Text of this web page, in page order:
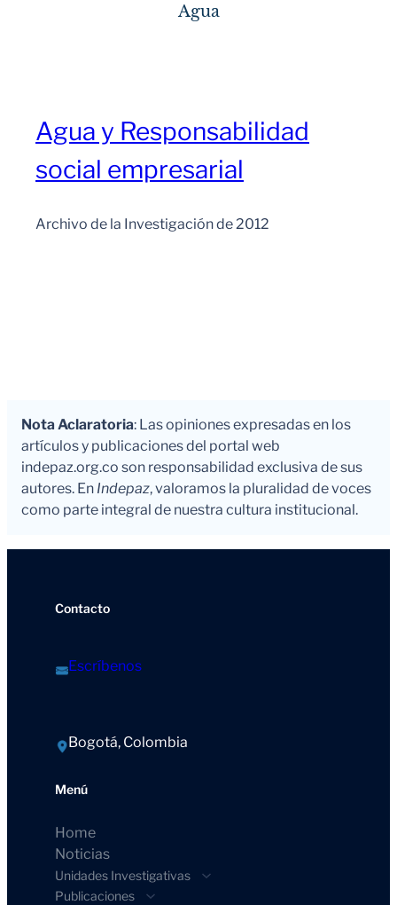
Agua
Agua y Responsabilidad
social empresarial
Archivo de la Investigación de 2012
Nota Aclaratoria: Las opiniones expresadas en los
artículos y publicaciones del portal web
indepaz.org.co son responsabilidad exclusiva de sus
autores. En Indepaz, valoramos la pluralidad de voces
como parte integral de nuestra cultura institucional.
Contacto
Escríbenos
Bogotá, Colombia
Menú
Home
Noticias
Unidades Investigativas
Publicaciones